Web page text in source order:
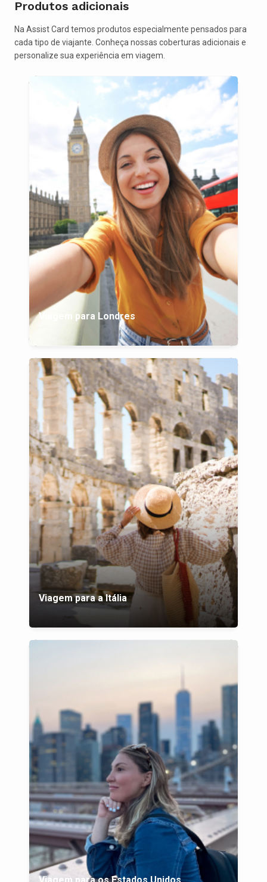
Produtos adicionais
Na Assist Card temos produtos especialmente pensados para
cada tipo de viajante. Conheça nossas coberturas adicionais e
personalize sua experiência em viagem.
Viagem para Londres
Viagem para a Itália